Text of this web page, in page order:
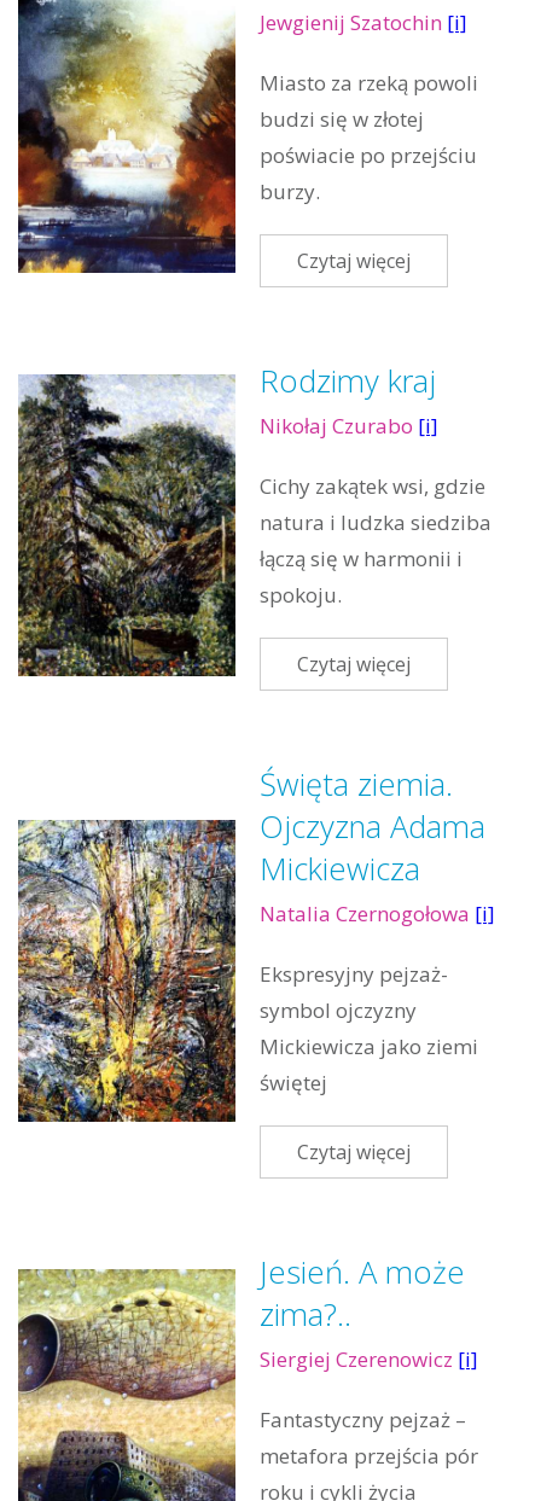
Jewgienij Szatochin [i]
Miasto za rzeką powoli
budzi się w złotej
poświacie po przejściu
burzy.
Czytaj więcej
Rodzimy kraj
Nikołaj Czurabo [i]
Cichy zakątek wsi, gdzie
natura i ludzka siedziba
łączą się w harmonii i
spokoju.
Czytaj więcej
Święta ziemia.
Ojczyzna Adama
Mickiewicza
Natalia Czernogołowa [i]
Ekspresyjny pejzaż-
symbol ojczyzny
Mickiewicza jako ziemi
świętej
Czytaj więcej
Jesień. A może
zima?..
Siergiej Czerenowicz [i]
Fantastyczny pejzaż –
metafora przejścia pór
roku i cykli życia